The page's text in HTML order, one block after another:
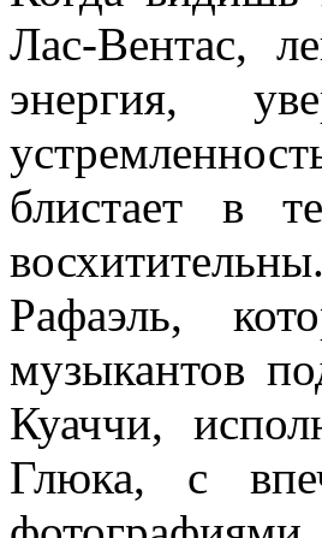
Лас-Вентас,
энергия,
блистает в
Рафаэль,
музыкантов
Куаччи,
Глюка, с